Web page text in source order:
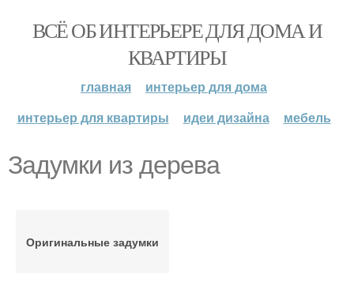
ВСЁ ОБ ИНТЕРЬЕРЕ ДЛЯ ДОМА И
КВАРТИРЫ
главная
интерьер для дома
интерьер для квартиры
идеи дизайна мебель
Задумки из дерева
Оригинальные задумки